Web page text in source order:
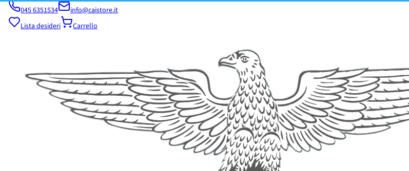
045 6351534
info@caistore.it
Lista desideri
Carrello